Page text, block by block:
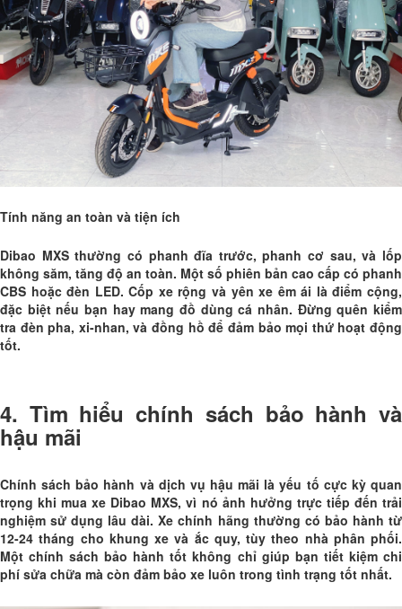
Tính năng an toàn và tiện ích
Dibao MXS thường có phanh đĩa trước, phanh cơ sau, và lốp
không săm, tăng độ an toàn. Một số phiên bản cao cấp có phanh
CBS hoặc đèn LED. Cốp xe rộng và yên xe êm ái là điểm cộng,
đặc biệt nếu bạn hay mang đồ dùng cá nhân. Đừng quên kiểm
tra đèn pha, xi-nhan, và đồng hồ để đảm bảo mọi thứ hoạt động
tốt.
4. Tìm hiểu chính sách bảo hành và
hậu mãi
Chính sách bảo hành và dịch vụ hậu mãi là yếu tố cực kỳ quan
trọng khi mua xe Dibao MXS, vì nó ảnh hưởng trực tiếp đến trải
nghiệm sử dụng lâu dài. Xe chính hãng thường có bảo hành từ
12-24 tháng cho khung xe và ắc quy, tùy theo nhà phân phối.
Một chính sách bảo hành tốt không chỉ giúp bạn tiết kiệm chi
phí sửa chữa mà còn đảm bảo xe luôn trong tình trạng tốt nhất.